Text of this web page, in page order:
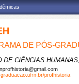
DE PÓS-
DE CIÊNCIAS
profhistoria